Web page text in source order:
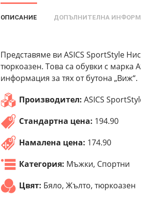
ОПИСАНИЕ ДОПЪЛНИТЕЛНА
Представяме ви ASICS SportStyle
тюркоазен. Това са обувки с марка
информация за тях от бутона „Виж“.
Производител: ASICS
Стандартна цена: 194.90
Намалена цена: 174.90
Категория: Мъжки, Спортни
Цвят: Бяло, Жълто, тюркоазен